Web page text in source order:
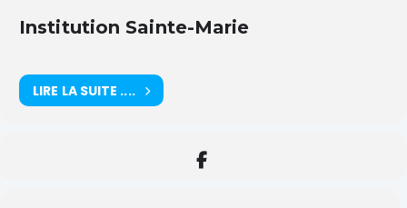
Institution Sainte-Marie
LIRE LA SUITE ....